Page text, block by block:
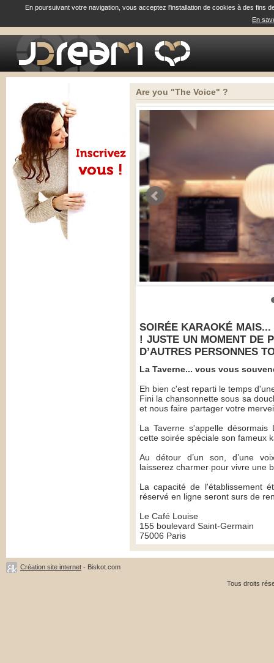
En poursuivant votre navigation, vous acceptez l'installation de cookies à des
En
Are you "The Voice" ?
SOIRÉE KARAOKÉ
! JUSTE UN MOMENT DE
D’AUTRES PERSONNES
La Taverne... vous vous
Eh bien c'est reparti le temps
Fini la chansonnette sous sa
et nous faire partager votre
La Taverne s'appelle
cette soirée spéciale son fameux
Au détour d’un son, d’une
laisserez charmer pour vivre une
La capacité de l'établissement
réservé en ligne seront surs de
Le Café Louise
155 boulevard Saint-Germain
75006 Paris
Création site internet - Biskot.com
Tous droits